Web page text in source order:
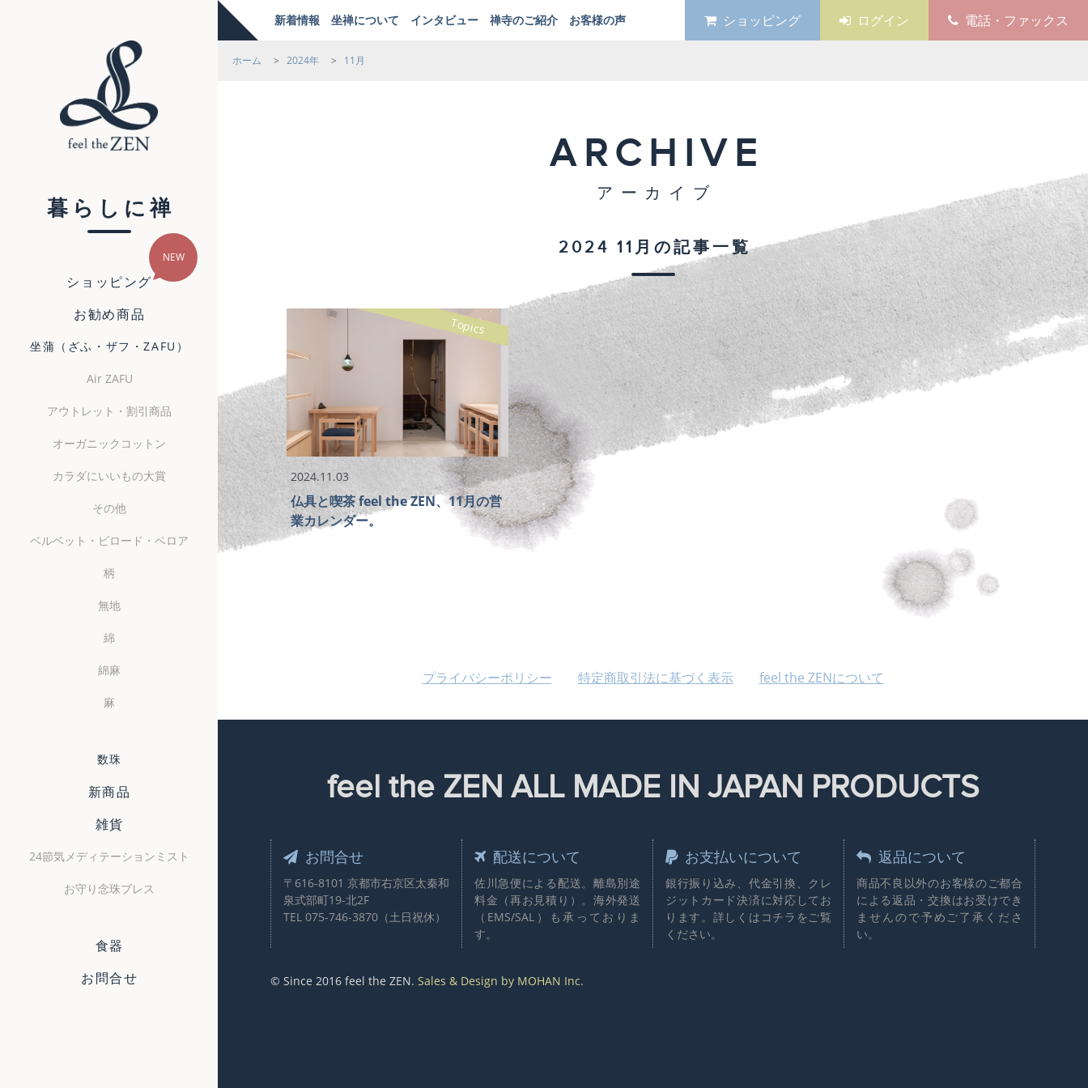
暮らしに禅
ショッピング
お勧め商品
坐蒲（ざふ・ザフ・ZAFU）
Air ZAFU
アウトレット・割引商品
オーガニックコットン
カラダにいいもの大賞
その他
ベルベット・ビロード・ベロア
柄
無地
綿
綿麻
麻
数珠
新商品
雑貨
24節気メディテーションミスト
お守り念珠ブレス
食器
お問合せ
新着情報 坐禅について インタビュー 禅寺のご紹介 お客様の声 ショッピング ログイン 電話・ファックス
ホーム > 2024年 > 11月
ARCHIVE
アーカイブ
2024 11月の記事一覧
2024.11.03
仏具と喫茶 feel the ZEN、11月の営
業カレンダー。
Topics
プライバシーポリシー 特定商取引法に基づく表示 feel the ZENについて
feel the ZEN ALL MADE IN JAPAN PRODUCTS
お問合せ
〒616-8101 京都市右京区太秦和
泉式部町19-北2F
TEL 075-746-3870 （土日祝休）
配送について
佐川急便による配送。離島別途
料金（再お見積り）。海外発送
（EMS/SAL）も承っておりま
す。
お支払いについて
銀行振り込み、代金引換、クレ
ジットカード決済に対応してお
ります。詳しくはコチラをご覧
ください。
返品について
商品不良以外のお客様のご都合
による返品・交換はお受けでき
ませんので予めご了承くださ
い。
© Since 2016 feel the ZEN. Sales & Design by MOHAN Inc.